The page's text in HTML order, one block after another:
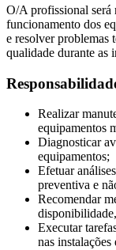
O/A profissional será
funcionamento dos
e resolver problemas
qualidade durante as
Realizar
equipamentos
Diagnosticar
equipamentos;
Efetuar
preventiva e
Recomendar
Executar
nas instalações